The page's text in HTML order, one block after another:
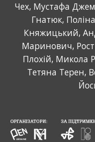
Чех, Мустафа
Гнатюк,
Княжицький,
Маринович,
Плохій, Микола
Тетяна Терен,